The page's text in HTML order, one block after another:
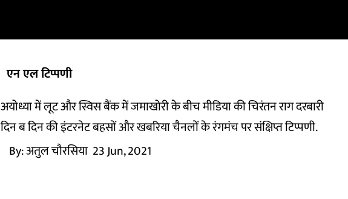
एन एल टिप्पणी
अयोध्या में लूट और स्विस बैंक में जमाखोरी के बीच मीडिया की चिरंतन राग दरबारी
दिन ब दिन की इंटरनेट बहसों और खबरिया चैनलों के रंगमंच पर संक्षिप्त टिप्पणी.
By:अतुल चौरसिया 23 Jun, 2021